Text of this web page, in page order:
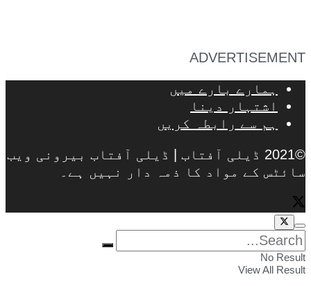
ADVERTISEMENT
ہمارے بارے میں
اشتہار دینا
ہم سے رابطہ کریں
©2021 ڈیلی آفتاب | ڈیلی آفتاب بیرونی ویب
سائٹس کے مواد کا ذمہ دار نہیں ہے۔
No Result
View All Result